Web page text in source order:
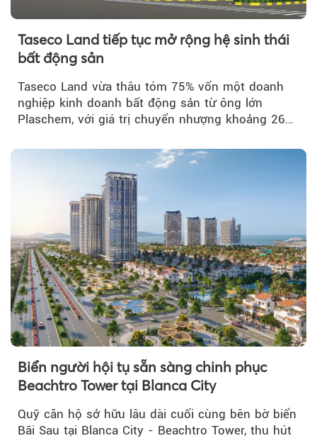
Taseco Land tiếp tục mở rộng hệ sinh thái
bất động sản
Taseco Land vừa thâu tóm 75% vốn một doanh
nghiệp kinh doanh bất động sản từ ông lớn
Plaschem, với giá trị chuyển nhượng khoảng 262
Biển người hội tụ sẵn sàng chinh phục
Beachtro Tower tại Blanca City
Quỹ căn hộ sở hữu lâu dài cuối cùng bên bờ biển
Bãi Sau tại Blanca City - Beachtro Tower, thu hút